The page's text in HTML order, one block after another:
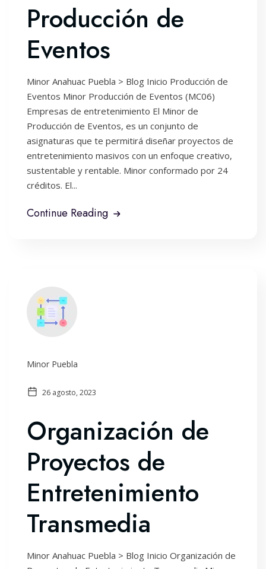
Producción de
Eventos
Minor Anahuac Puebla > Blog Inicio Producción de
Eventos Minor Producción de Eventos (MC06)
Empresas de entretenimiento El Minor de
Producción de Eventos, es un conjunto de
asignaturas que te permitirá diseñar proyectos de
entretenimiento masivos con un enfoque creativo,
sustentable y rentable. Minor conformado por 24
créditos. El...
Continue Reading
Minor Puebla
26 agosto, 2023
Organización de
Proyectos de
Entretenimiento
Transmedia
Minor Anahuac Puebla > Blog Inicio Organización de